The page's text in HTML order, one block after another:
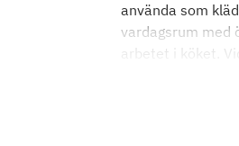
använda som
vardagsrum med
arbetet i köket.